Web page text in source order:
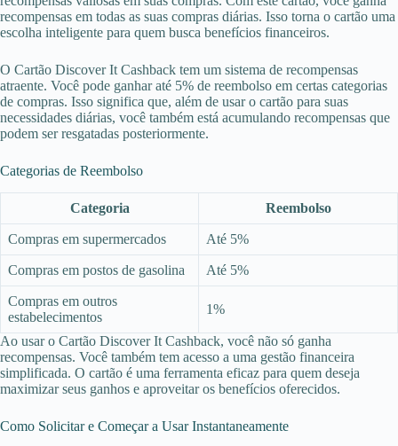
recompensas em todas as suas compras diárias. Isso torna o cartão uma
escolha inteligente para quem busca benefícios financeiros.
O Cartão Discover It Cashback tem um sistema de recompensas
atraente. Você pode ganhar até 5% de reembolso em certas categorias
de compras. Isso significa que, além de usar o cartão para suas
necessidades diárias, você também está acumulando recompensas que
podem ser resgatadas posteriormente.
Categorias de Reembolso
Categoria Reembolso
Compras em supermercados Até 5%
Compras em postos de gasolina Até 5%
Compras em outros
estabelecimentos
1%
Ao usar o Cartão Discover It Cashback, você não só ganha
recompensas. Você também tem acesso a uma gestão financeira
simplificada. O cartão é uma ferramenta eficaz para quem deseja
maximizar seus ganhos e aproveitar os benefícios oferecidos.
Como Solicitar e Começar a Usar Instantaneamente